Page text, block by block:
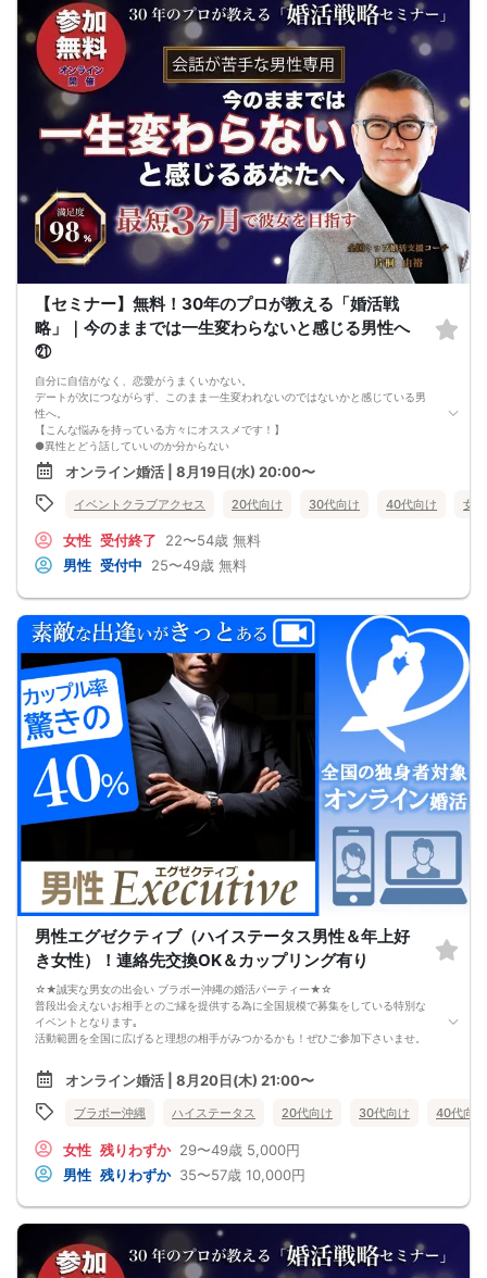
●異性とのコミュニケーションのポイントが理解できる
●好きになった女性との関係を続けられるようになる
まずは、異性が求めていることを理解し、
それを提供できる自分自身に変化していくことにより、
はじめて自分が好きな異性が自分を好きになってくれるようになり、
恋愛婚活が上手くいくようになります。
異性が求めていることを理解し、
それを自然に伝えられる自分に変わることで、
好きな女性から選ばれるようになります。
婚活戦略セミナーでは、恋愛や婚活で悩む男性が
短期間で変化と成果を実感できる方法をお伝えします。
【注意事項】
・セミナー中はカメラをオン（お顔を出して）での受講をお願いします。
（屋外、車内からのご参加や、途中入室、退出はご遠慮下さい。）
【キャンセル規定】
セミナー準備の都合上、当日無断キャンセルの場合は、3,000円のキャンセル料を
お支払いいただきます。
【セミナー】無料！30年のプロが教える「婚活戦
略」｜今のままでは一生変わらないと感じる男性へ
㉑
自分に自信がなく、恋愛がうまくいかない。
デートが次につながらず、このまま一生変われないのではないかと感じている男
性へ。
【こんな悩みを持っている方々にオススメです！】
●異性とどう話していいのか分からない
●婚活パーティー、合コンで上手くいかない
●デートやお見合いが２回目につながらない
●今のままでは一生変わらない気がする
●異性から断られると、自分の人格を否定されている気分になる
最短3ヶ月で彼女ができる可能性を高め、1年以内の結婚を目指すための
恋愛・婚活の具体的な方法をお伝えします。
【婚活戦略セミナーで得られるメリットは！】
●婚活パーティーやマッチングアプリで結果を出せるようになる
●異性とのコミュニケーションのポイントが理解できる
●好きになった女性との関係を続けられるようになる
まずは、異性が求めていることを理解し、
それを提供できる自分自身に変化していくことにより、
はじめて自分が好きな異性が自分を好きになってくれるようになり、
恋愛婚活が上手くいくようになります。
改善
異性が求めていることを理解し、
それを自然に伝えられる自分に変わることで、
好きな女性から選ばれるようになります。
婚活戦略セミナーでは、恋愛や婚活で悩む男性が
短期間で変化と成果を実感できる方法をお伝えします。
・セミナー中はカメラをオン（お顔を出して）での受講をお願いします。
（屋外、車内からのご参加や、途中入室、退出はご遠慮下さい。）
【キャンセル規定】
セミナー準備の都合上、当日無断キャンセルの場合は、3,000円のキャンセル料を
お支払いいただきます。
オンライン婚活 | 8月19日(水) 20:00〜
イベントクラブアクセス 20代向け 30代向け 40代向け 女
女性 受付終了 22〜54歳 無料
男性 受付中 25〜49歳 無料
男性エグゼクティブ（ハイステータス男性＆年上好
き女性）！連絡先交換OK＆カップリング有り
☆★誠実な男女の出会い ブラボー沖縄の婚活パーティー★☆
普段出会えないお相手とのご縁を提供する為に全国規模で募集をしている特別な
イベントとなります｡
活動範囲を全国に広げると理想の相手がみつかるかも！ぜひご参加下さいませ。
【注意事項】
・全国各地に募集しております。お相手の居住地はご自身の居住地と異なる場合
がございます。
・本人様確認書類のご提示をお願いしております。免許証やマイナンバーカード
・確認書類を提示頂けない場合はご参加をお断りする場合も御座いますので予め
ご了承下さいませ。
・終了時刻は目安となります。正確な終了時刻はイベント開始時にスタッフより
をご了承ください。
・最小催行人数 1対1、最大20名（男女比調整のため定員になる前にキャンセル待
ちとなる場合がございます）
オンライン婚活 | 8月20日(木) 21:00〜
ブラボー沖縄 ハイステータス 20代向け 30代向け 40代向け
女性 残りわずか 29〜49歳 5,000円
男性 残りわずか 35〜57歳 10,000円